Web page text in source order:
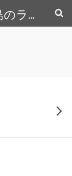
ぶるぼん企画室 | 広島のライター＆カメラマン